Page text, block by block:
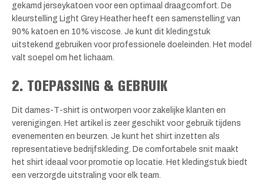
gekamd jerseykatoen voor een optimaal draagcomfort. De
kleurstelling Light Grey Heather heeft een samenstelling van
90% katoen en 10% viscose. Je kunt dit kledingstuk
uitstekend gebruiken voor professionele doeleinden. Het model
valt soepel om het lichaam.
2. TOEPASSING & GEBRUIK
Dit dames-T-shirt is ontworpen voor zakelijke klanten en
verenigingen. Het artikel is zeer geschikt voor gebruik tijdens
evenementen en beurzen. Je kunt het shirt inzetten als
representatieve bedrijfskleding. De comfortabele snit maakt
het shirt ideaal voor promotie op locatie. Het kledingstuk biedt
een verzorgde uitstraling voor elk team.